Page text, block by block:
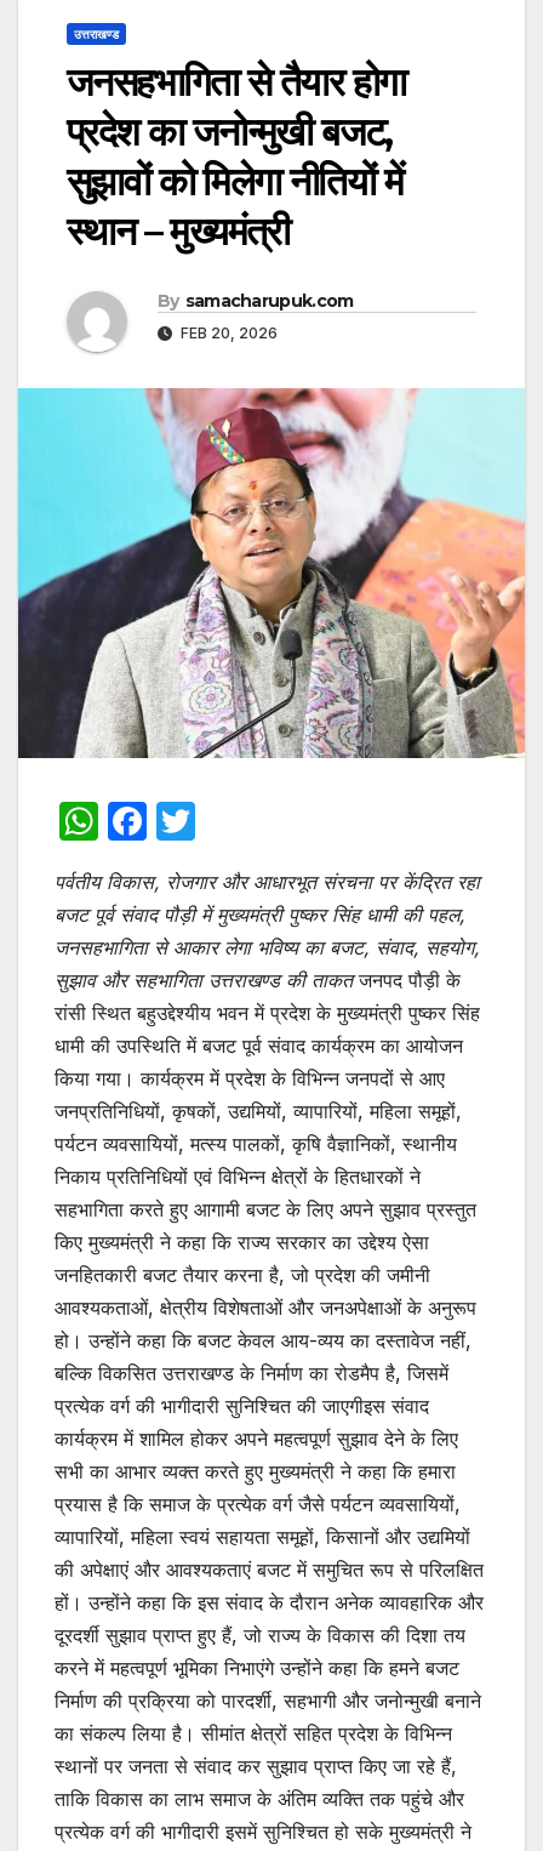
उत्तराखण्ड
जनसहभागिता से तैयार होगा
प्रदेश का जनोन्मुखी बजट,
सुझावों को मिलेगा नीतियों में
स्थान – मुख्यमंत्री
By samacharupuk.com
FEB 20, 2026
W
h
at
s
A
p
p
F
c
e
b
o
o
k
itt
er
पर्वतीय विकास, रोजगार और आधारभूत संरचना पर केंद्रित रहा
बजट पूर्व संवाद पौड़ी में मुख्यमंत्री पुष्कर सिंह धामी की पहल,
जनसहभागिता से आकार लेगा भविष्य का बजट, संवाद, सहयोग,
सुझाव और सहभागिता उत्तराखण्ड की ताकतजनपद पौड़ी के
रांसी स्थित बहुउद्देश्यीय भवन में प्रदेश के मुख्यमंत्री पुष्कर सिंह
धामी की उपस्थिति में बजट पूर्व संवाद कार्यक्रम का आयोजन
किया गया। कार्यक्रम में प्रदेश के विभिन्न जनपदों से आए
जनप्रतिनिधियों, कृषकों, उद्यमियों, व्यापारियों, महिला समूहों,
पर्यटन व्यवसायियों, मत्स्य पालकों, कृषि वैज्ञानिकों, स्थानीय
निकाय प्रतिनिधियों एवं विभिन्न क्षेत्रों के हितधारकों ने
सहभागिता करते हुए आगामी बजट के लिए अपने सुझाव प्रस्तुत
किए मुख्यमंत्री ने कहा कि राज्य सरकार का उद्देश्य ऐसा
जनहितकारी बजट तैयार करना है, जो प्रदेश की जमीनी
आवश्यकताओं, क्षेत्रीय विशेषताओं और जनअपेक्षाओं के अनुरूप
हो। उन्होंने कहा कि बजट केवल आय-व्यय का दस्तावेज नहीं,
बल्कि विकसित उत्तराखण्ड के निर्माण का रोडमैप है, जिसमें
प्रत्येक वर्ग की भागीदारी सुनिश्चित की जाएगीइस संवाद
कार्यक्रम में शामिल होकर अपने महत्वपूर्ण सुझाव देने के लिए
सभी का आभार व्यक्त करते हुए मुख्यमंत्री ने कहा कि हमारा
प्रयास है कि समाज के प्रत्येक वर्ग जैसे पर्यटन व्यवसायियों,
व्यापारियों, महिला स्वयं सहायता समूहों, किसानों और उद्यमियों
की अपेक्षाएं और आवश्यकताएं बजट में समुचित रूप से परिलक्षित
हों। उन्होंने कहा कि इस संवाद के दौरान अनेक व्यावहारिक और
दूरदर्शी सुझाव प्राप्त हुए हैं, जो राज्य के विकास की दिशा तय
करने में महत्वपूर्ण भूमिका निभाएंगे उन्होंने कहा कि हमने बजट
निर्माण की प्रक्रिया को पारदर्शी, सहभागी और जनोन्मुखी बनाने
का संकल्प लिया है। सीमांत क्षेत्रों सहित प्रदेश के विभिन्न
स्थानों पर जनता से संवाद कर सुझाव प्राप्त किए जा रहे हैं,
ताकि विकास का लाभ समाज के अंतिम व्यक्ति तक पहुंचे और
प्रत्येक वर्ग की भागीदारी इसमें सुनिश्चित हो सके मुख्यमंत्री ने